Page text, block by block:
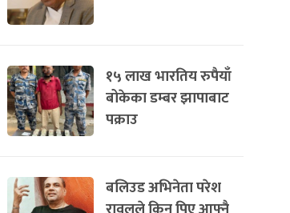
१५ लाख भारतिय रुपैयाँ
बोकेका डम्बर झापाबाट
पक्राउ
बलिउड अभिनेता परेश